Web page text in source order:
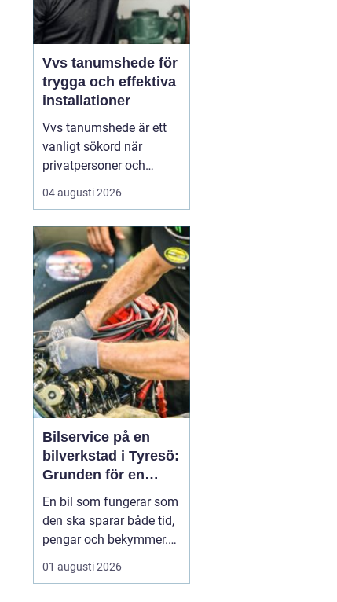
Vvs tanumshede för
trygga och effektiva
installationer
Vvs tanumshede är ett
vanligt sökord när
privatpersoner och
företag behöver hjälp
med värme, vatten och
Många undrar vad som
skiljer en seriös vvs
partner från en tillfällig
lösning, hur en
installation bör gå till
och vilka...
04 augusti 2026
Bilservice på en
bilverkstad i Tyresö:
Grunden för en
trygg och hållbar
bilvardag
En bil som fungerar som
den ska sparar både tid,
pengar och bekymmer.
För många förare blir
servicefrågan ändå
01 augusti 2026